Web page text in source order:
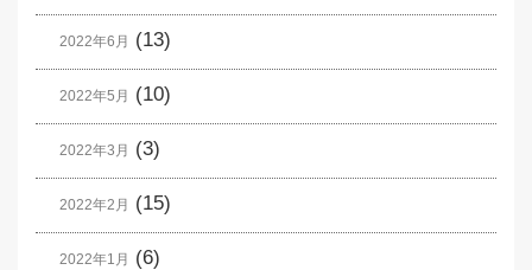
2022年6月 (13)
2022年5月 (10)
2022年3月 (3)
2022年2月 (15)
2022年1月 (6)